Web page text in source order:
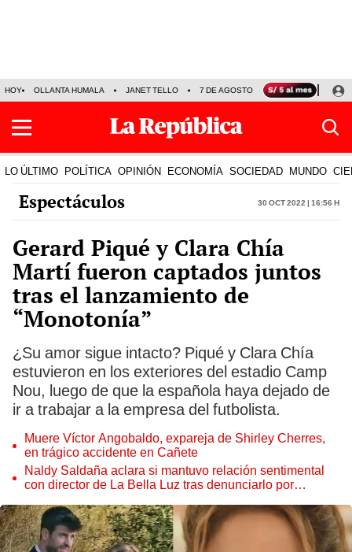
HOY OLLANTA HUMALA JANET TELLO 7 DE AGOSTO TINKA RESULTADOS
LO ÚLTIMO POLÍTICA OPINIÓN ECONOMÍA SOCIEDAD MUNDO
Espectáculos 30 Oct 2022 | 16:56 h
Gerard Piqué y Clara Chía
Martí fueron captados juntos
tras el lanzamiento de
“Monotonía”
¿Su amor sigue intacto? Piqué y Clara Chía
estuvieron en los exteriores del estadio Camp
Nou, luego de que la española haya dejado de
ir a trabajar a la empresa del futbolista.
Muere Víctor Angobaldo, expareja de Shirley Cherres,
en trágico accidente en Cañete
Naldy Saldaña aclara si mantuvo relación sentimental
con director de La Bella Luz tras denunciarlo por